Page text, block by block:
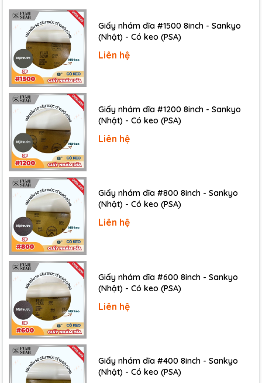
Giấy nhám dĩa #1500 8inch - Sankyo
(Nhật) - Có keo (PSA)
Liên hệ
Giấy nhám dĩa #1200 8inch - Sankyo
(Nhật) - Có keo (PSA)
Liên hệ
Giấy nhám dĩa #800 8inch - Sankyo
(Nhật) - Có keo (PSA)
Liên hệ
Giấy nhám dĩa #600 8inch - Sankyo
(Nhật) - Có keo (PSA)
Liên hệ
Giấy nhám dĩa #400 8inch - Sankyo
(Nhật) - Có keo (PSA)